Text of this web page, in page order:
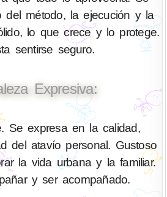
del método, la ejecución y la
lo que crece y lo protege.
sentirse seguro.
Expresiva:
Se expresa en la calidad,
del atavío personal. Gustoso
la vida urbana y la familiar.
y ser acompañado.